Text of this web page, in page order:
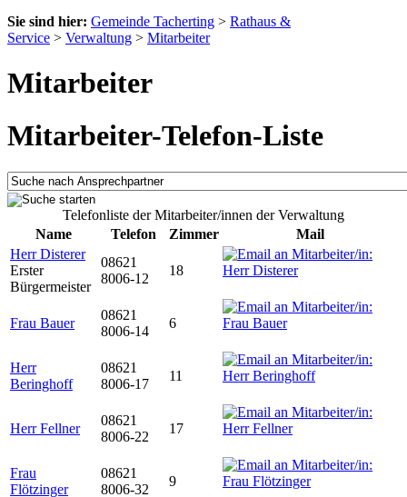
Sie sind hier: Gemeinde Tacherting > Rathaus &
Service > Verwaltung > Mitarbeiter
Mitarbeiter
Mitarbeiter-Telefon-Liste
Telefonliste der Mitarbeiter/innen der Verwaltung
Name
Telefon Zimmer
Mail
Herr Disterer
Erster
Bürgermeister
08621
8006-12
18
Frau Bauer
08621
8006-14
6
Herr
Beringhoff
08621
8006-17
11
Herr Fellner
08621
8006-22
17
Frau
Flötzinger
08621
8006-32
9